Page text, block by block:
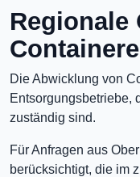
Regionale
Die Abwicklung von
Entsorgungsbetriebe,
zuständig sind.
Für Anfragen aus
berücksichtigt, die im